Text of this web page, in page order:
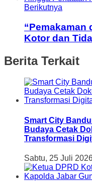
Berikutnya
“Pemakaman
Kotor dan
Berita Terkait
Smart City
Budaya Cetak
Transformasi
Sabtu, 25 Juli